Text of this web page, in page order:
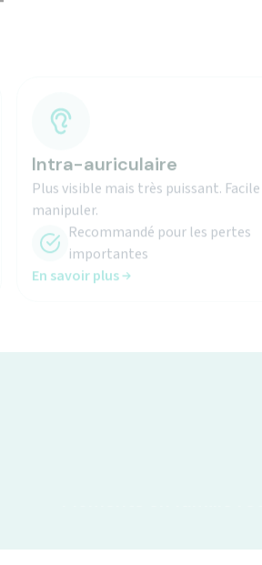
Intra-auriculaire
Plus visible mais très puissant. Facile à
manipuler.
Recommandé pour les pertes
importantes
En savoir plus